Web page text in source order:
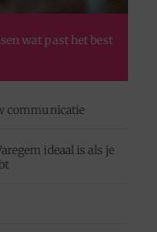
wat past het best
communicatie
ideaal is als je